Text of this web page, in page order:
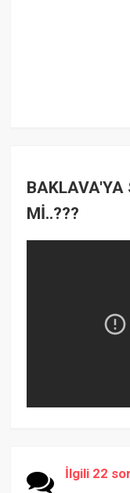
BAKLAVA'YA
Mİ..???
İlgili 22